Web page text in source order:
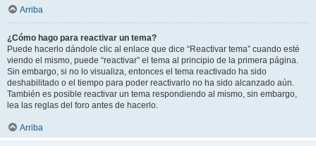
Arriba
¿Cómo hago para reactivar un tema?
Puede hacerlo dándole clic al enlace que dice “Reactivar tema” cuando esté
viendo el mismo, puede “reactivar” el tema al principio de la primera página.
Sin embargo, si no lo visualiza, entonces el tema reactivado ha sido
deshabilitado o el tiempo para poder reactivarlo no ha sido alcanzado aún.
También es posible reactivar un tema respondiendo al mismo, sin embargo,
lea las reglas del foro antes de hacerlo.
Arriba